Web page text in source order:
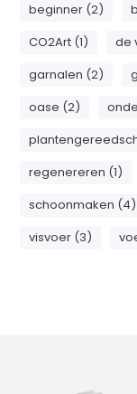
beginner (2)
CO2Art (1)
de
garnalen (2)
oase (2)
regenereren (1)
schoonmaken (4)
visvoer (3)